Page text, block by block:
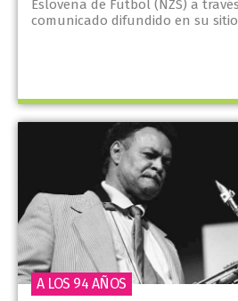
Eslovena de Fútbol (NZS) a
comunicado difundido en su sitio
A LOS 94 AÑOS